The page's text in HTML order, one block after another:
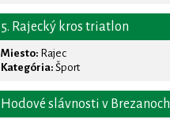
5. Rajecký kros triatlon
Miesto: Rajec
Kategória: Šport
Hodové slávnosti v Brezanoch